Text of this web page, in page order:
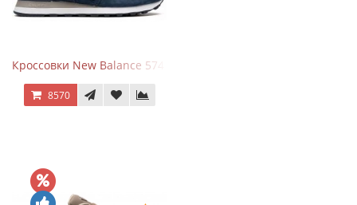
Кроссовки New Balance 574 Navy Blue White
8570